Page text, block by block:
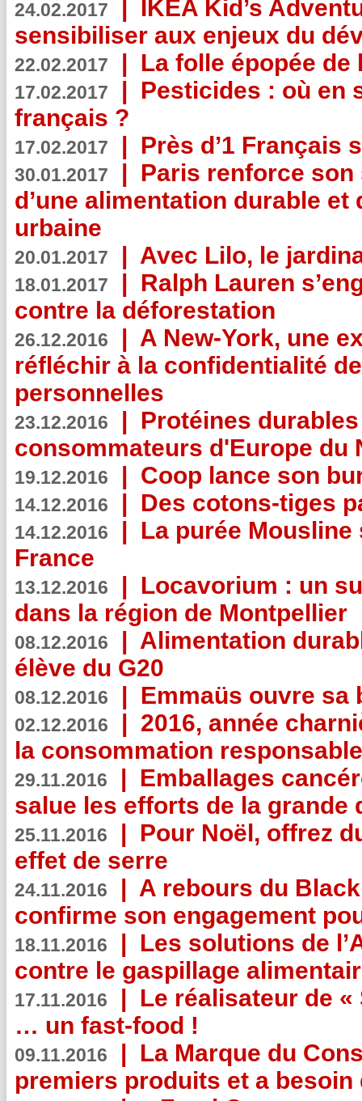
24.02.2017 | IKEA Kid’s
sensibiliser aux enjeux du
22.02.2017 | La folle épopée de
17.02.2017 | Pesticides : où en
français ?
17.02.2017 | Près d’1 Français
30.01.2017 | Paris renforce
d’une alimentation durable et
urbaine
20.01.2017 | Avec Lilo, le
18.01.2017 | Ralph Lauren
contre la déforestation
26.12.2016 | A New-York, une
réfléchir à la confidentialité
personnelles
23.12.2016 | Protéines
consommateurs d'Europe du
19.12.2016 | Coop lance son
14.12.2016 | Des cotons-tiges
14.12.2016 | La purée
France
13.12.2016 | Locavorium : un
dans la région de Montpellier
08.12.2016 | Alimentation
élève du G20
08.12.2016 | Emmaüs ouvre sa
02.12.2016 | 2016, année
la consommation
29.11.2016 | Emballages
salue les efforts de la grande
25.11.2016 | Pour Noël, offrez
effet de serre
24.11.2016 | A rebours du
confirme son engagement
18.11.2016 | Les solutions de
contre le gaspillage
17.11.2016 | Le réalisateur de «
… un fast-food !
09.11.2016 | La Marque du
premiers produits et a besoin